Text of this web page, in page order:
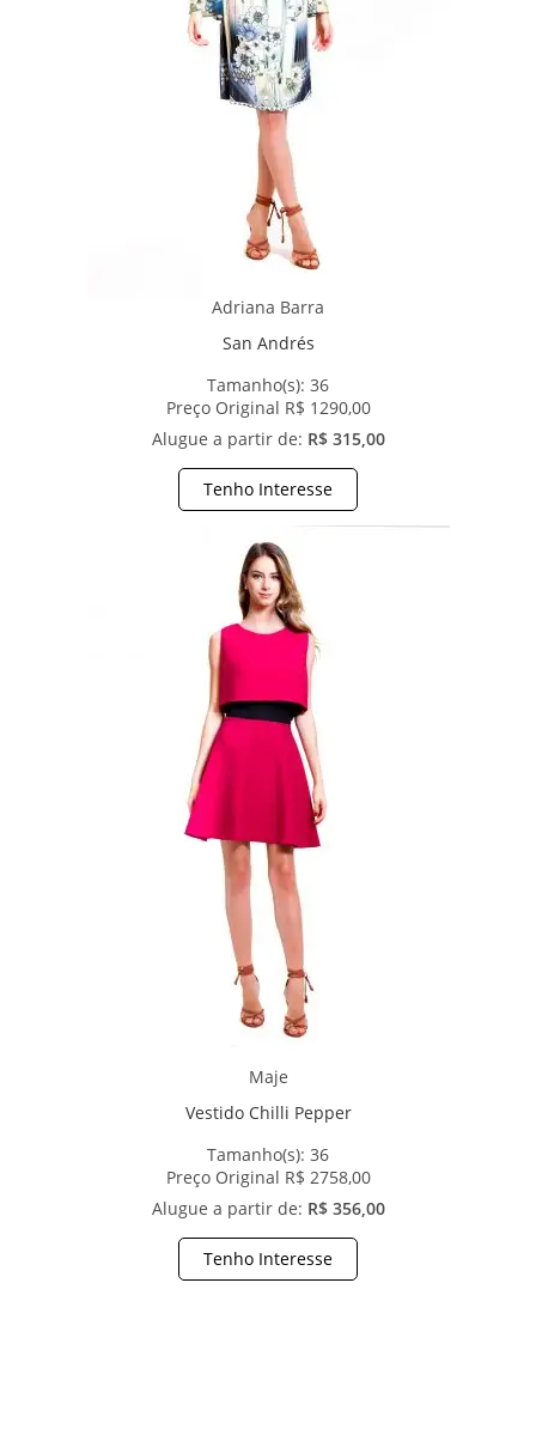
Adriana Barra
San Andrés
Tamanho(s): 36
Preço Original R$ 1290,00
Alugue a partir de: R$ 315,00
Tenho Interesse
Maje
Vestido Chilli Pepper
Tamanho(s): 36
Preço Original R$ 2758,00
Alugue a partir de: R$ 356,00
Tenho Interesse